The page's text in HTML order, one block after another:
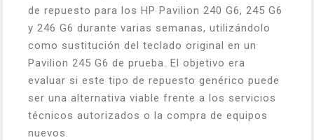
de repuesto para los HP Pavilion 240 G6, 245 G6
y 246 G6 durante varias semanas, utilizándolo
como sustitución del teclado original en un
Pavilion 245 G6 de prueba. El objetivo era
evaluar si este tipo de repuesto genérico puede
ser una alternativa viable frente a los servicios
técnicos autorizados o la compra de equipos
nuevos.